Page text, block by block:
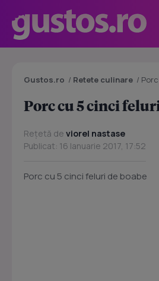
Gustos.ro / Retete culinare / Porc
Porc cu 5 cinci
Rețetă de viorel nastase
Publicat: 16 Ianuarie 2017, 17:52
Porc cu 5 cinci feluri de boabe